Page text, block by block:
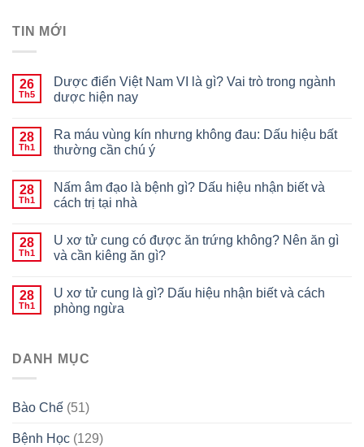
TIN MỚI
26
Th5
Dược điển Việt Nam VI là gì? Vai trò trong ngành
dược hiện nay
28
Th1
Ra máu vùng kín nhưng không đau: Dấu hiệu bất
thường cần chú ý
28
Th1
Nấm âm đạo là bệnh gì? Dấu hiệu nhận biết và
cách trị tại nhà
28
Th1
U xơ tử cung có được ăn trứng không? Nên ăn gì
và cần kiêng ăn gì?
28
Th1
U xơ tử cung là gì? Dấu hiệu nhận biết và cách
phòng ngừa
DANH MỤC
Bào Chế (51)
Bệnh Học (129)